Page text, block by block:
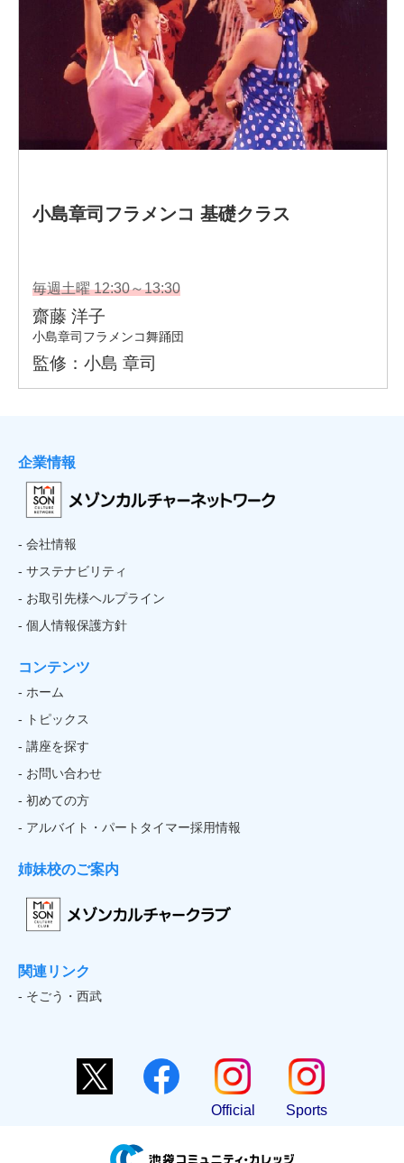
企業情報
- 会社情報
- サステナビリティ
- お取引先様ヘルプライン
- 個人情報保護方針
コンテンツ
- ホーム
- トピックス
- 講座を探す
- お問い合わせ
- 初めての方
- アルバイト・パートタイマー採用情報
姉妹校のご案内
関連リンク
- そごう・西武
Official Sports